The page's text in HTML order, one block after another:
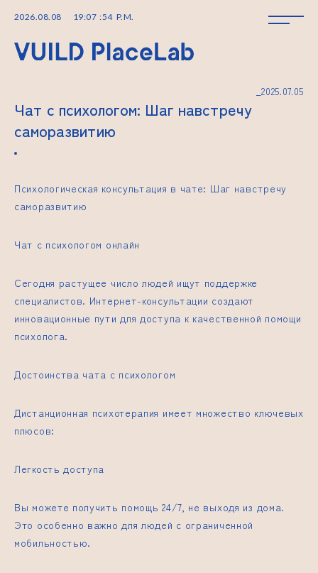
2026.08.08 19:07 :55 P.M.
_2025.07.05
Чат с психологом: Шаг навстречу
саморазвитию
Психологическая консультация в чате: Шаг навстречу
саморазвитию
Чат с психологом онлайн
Сегодня растущее число людей ищут поддержке
специалистов. Интернет-консультации создают
инновационные пути для доступа к качественной помощи
психолога.
Достоинства чата с психологом
Дистанционная психотерапия имеет множество ключевых
плюсов:
Легкость доступа
Вы можете получить помощь 24/7, не выходя из дома.
Это особенно важно для людей с ограниченной
мобильностью.